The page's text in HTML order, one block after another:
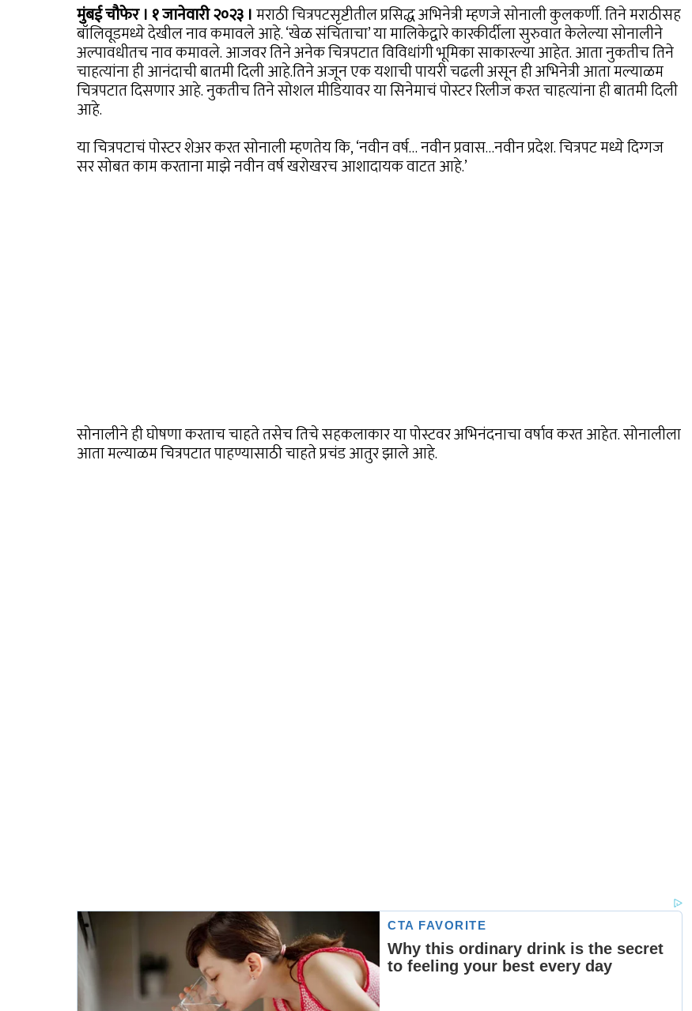
मुंबई चौफेर । १ जानेवारी २०२३ ।मराठी चित्रपटसृष्टीतील प्रसिद्ध अभिनेत्री म्हणजे सोनाली कुलकर्णी. तिने मराठीसह
बॉलिवूडमध्ये देखील नाव कमावले आहे. ‘खेळ संचिताचा’ या मालिकेद्वारे कारकीर्दीला सुरुवात केलेल्या सोनालीने
अल्पावधीतच नाव कमावले. आजवर तिने अनेक चित्रपटात विविधांगी भूमिका साकारल्या आहेत. आता नुकतीच तिने
चाहत्यांना ही आनंदाची बातमी दिली आहे.तिने अजून एक यशाची पायरी चढली असून ही अभिनेत्री आता मल्याळम
चित्रपटात दिसणार आहे. नुकतीच तिने सोशल मीडियावर या सिनेमाचं पोस्टर रिलीज करत चाहत्यांना ही बातमी दिली
आहे.
या चित्रपटाचं पोस्टर शेअर करत सोनाली म्हणतेय कि, ‘नवीन वर्ष… नवीन प्रवास…नवीन प्रदेश. चित्रपट मध्ये दिग्गज
सर सोबत काम करताना माझे नवीन वर्ष खरोखरच आशादायक वाटत आहे.’
सोनालीने ही घोषणा करताच चाहते तसेच तिचे सहकलाकार या पोस्टवर अभिनंदनाचा वर्षाव करत आहेत. सोनालीला
आता मल्याळम चित्रपटात पाहण्यासाठी चाहते प्रचंड आतुर झाले आहे.